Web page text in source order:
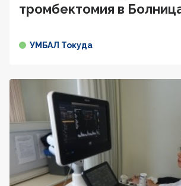
тромбектомия в
УМБАЛ Токуда